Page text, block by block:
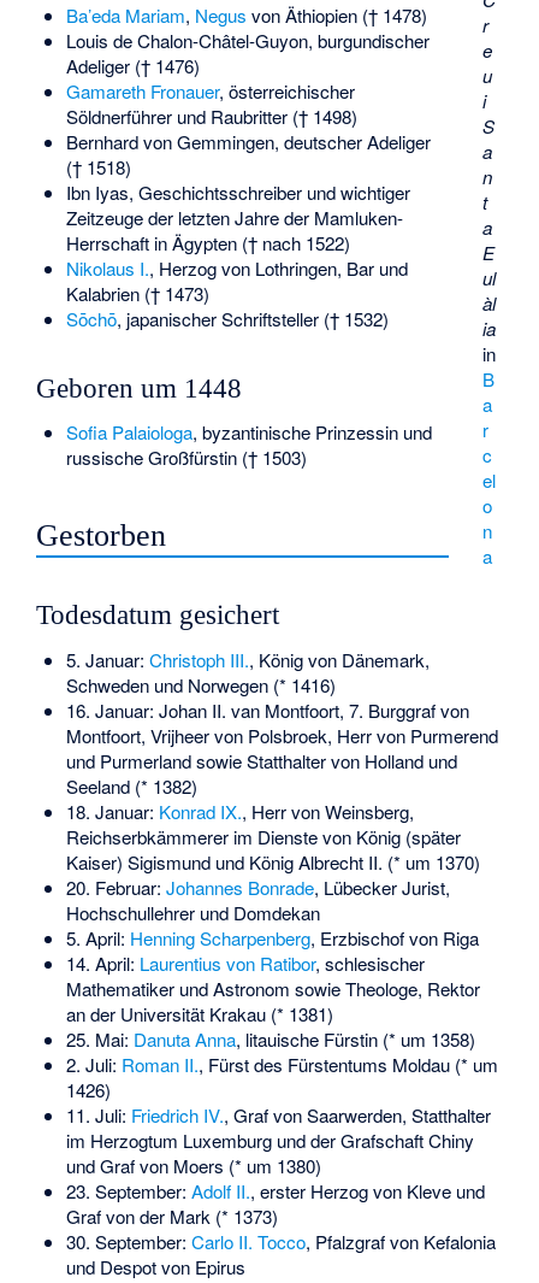
r
e
u
i
S
a
n
t
a
E
ul
àl
ia
in
B
a
r
c
el
o
n
a
Ba’eda Mariam, Negus von Äthiopien († 1478)
Louis de Chalon-Châtel-Guyon, burgundischer
Adeliger († 1476)
Gamareth Fronauer, österreichischer
Söldnerführer und Raubritter († 1498)
Bernhard von Gemmingen, deutscher Adeliger
(† 1518)
Ibn Iyas, Geschichtsschreiber und wichtiger
Zeitzeuge der letzten Jahre der Mamluken-
Herrschaft in Ägypten († nach 1522)
Nikolaus I., Herzog von Lothringen, Bar und
Kalabrien († 1473)
Sōchō, japanischer Schriftsteller († 1532)
Geboren um 1448
Sofia Palaiologa, byzantinische Prinzessin und
russische Großfürstin († 1503)
Gestorben
Todesdatum gesichert
5. Januar: Christoph III., König von Dänemark,
Schweden und Norwegen (* 1416)
16. Januar: Johan II. van Montfoort, 7. Burggraf von
Montfoort, Vrijheer von Polsbroek, Herr von Purmerend
und Purmerland sowie Statthalter von Holland und
Seeland (* 1382)
18. Januar: Konrad IX., Herr von Weinsberg,
Reichserbkämmerer im Dienste von König (später
Kaiser) Sigismund und König Albrecht II. (* um 1370)
20. Februar: Johannes Bonrade, Lübecker Jurist,
Hochschullehrer und Domdekan
5. April: Henning Scharpenberg, Erzbischof von Riga
14. April: Laurentius von Ratibor, schlesischer
Mathematiker und Astronom sowie Theologe, Rektor
an der Universität Krakau (* 1381)
25. Mai: Danuta Anna, litauische Fürstin (* um 1358)
2. Juli: Roman II., Fürst des Fürstentums Moldau (* um
1426)
11. Juli: Friedrich IV., Graf von Saarwerden, Statthalter
im Herzogtum Luxemburg und der Grafschaft Chiny
und Graf von Moers (* um 1380)
23. September: Adolf II., erster Herzog von Kleve und
Graf von der Mark (* 1373)
30. September: Carlo II. Tocco, Pfalzgraf von Kefalonia
und Despot von Epirus